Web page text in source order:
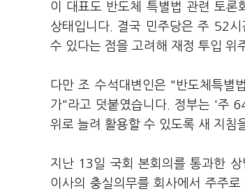
이 대표도 반도체 특별법 관련 토
상태입니다. 결국 민주당은 주 52
수 있다는 점을 고려해 재정 투입 위
다만 조 수석대변인은 "반도체특별
가"라고 덧붙였습니다. 정부는 '주
위로 늘려 활용할 수 있도록 새 지침
지난 13일 국회 본회의를 통과한
이사의 충실의무를 회사에서 주주